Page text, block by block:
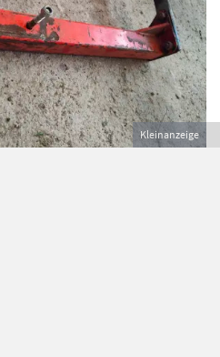
Kleinanzeige